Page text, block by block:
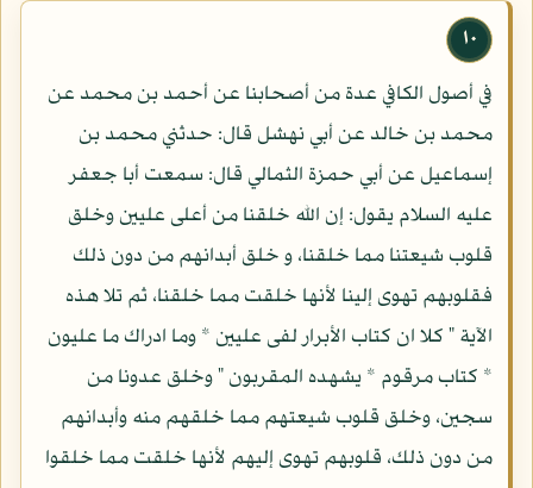
١٠
في أصول الكافي عدة من أصحابنا عن أحمد بن محمد عن
محمد بن خالد عن أبي نهشل قال: حدثني محمد بن
إسماعيل عن أبي حمزة الثمالي قال: سمعت أبا جعفر
عليه السلام يقول: إن الله خلقنا من أعلى عليين وخلق
قلوب شيعتنا مما خلقنا، و خلق أبدانهم من دون ذلك
فقلوبهم تهوى إلينا لأنها خلقت مما خلقنا، ثم تلا هذه
الآية " كلا ان كتاب الأبرار لفى عليين * وما ادراك ما عليون
* كتاب مرقوم * يشهده المقربون " وخلق عدونا من
سجين، وخلق قلوب شيعتهم مما خلقهم منه وأبدانهم
من دون ذلك، قلوبهم تهوى إليهم لأنها خلقت مما خلقوا